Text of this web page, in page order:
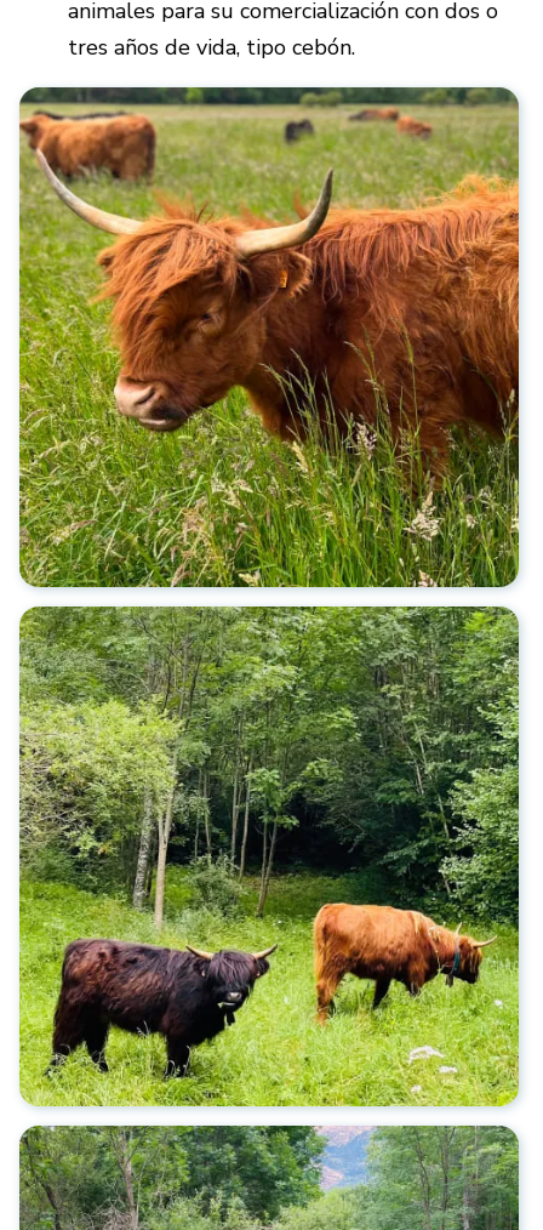
animales para su comercialización con dos o
tres años de vida, tipo cebón.